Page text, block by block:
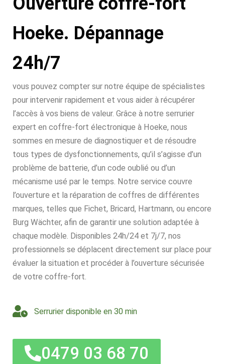
Hoeke. Dépannage
24h/7
vous pouvez compter sur notre équipe de spécialistes
pour intervenir rapidement et vous aider à récupérer
l’accès à vos biens de valeur. Grâce à notre serrurier
expert en coffre-fort électronique à Hoeke, nous
sommes en mesure de diagnostiquer et de résoudre
tous types de dysfonctionnements, qu’il s’agisse d’un
problème de batterie, d’un code oublié ou d’un
mécanisme usé par le temps. Notre service couvre
l’ouverture et la réparation de coffres de différentes
marques, telles que Fichet, Bricard, Hartmann, ou encore
Burg Wächter, afin de garantir une solution adaptée à
chaque modèle. Disponibles 24h/24 et 7j/7, nos
professionnels se déplacent directement sur place pour
évaluer la situation et procéder à l’ouverture sécurisée
de votre coffre-fort.
Serrurier disponible en 30 min
0479 03 68 70